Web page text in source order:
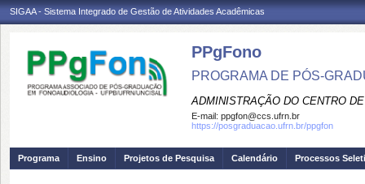
SIGAA - Sistema Integrado de Gestão de Atividades Acadêmicas
PPgFono
PROGRAMA DE PÓS-
ADMINISTRAÇÃO DO CENTRO
E-mail: ppgfon@ccs.ufrn.br
https://posgraduacao.ufrn.br/ppgfon
Programa Ensino Projetos de Pesquisa Calendário Processos